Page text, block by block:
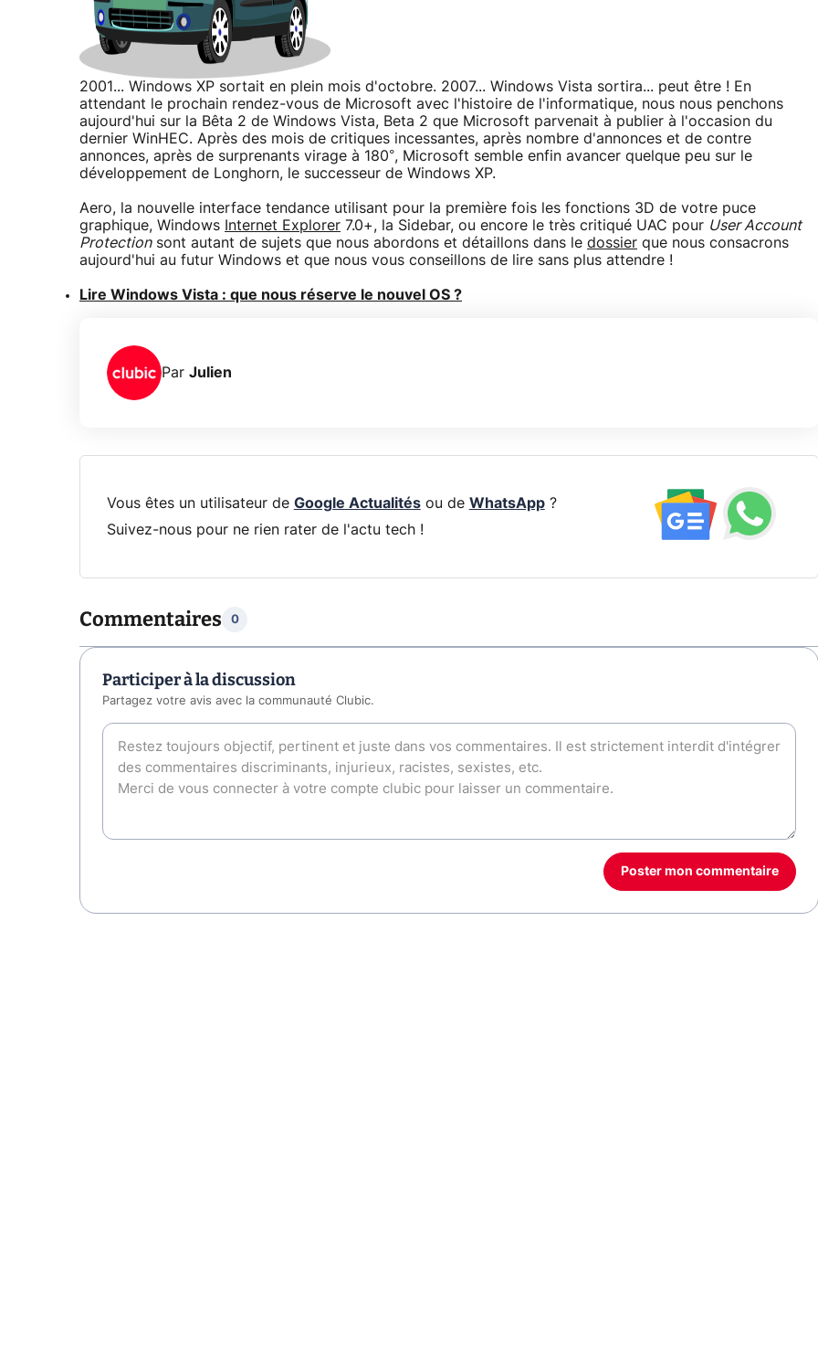
2001... Windows XP sortait en plein mois d'octobre. 2007... Windows Vista sortira... peut être ! En
attendant le prochain rendez-vous de Microsoft avec l'histoire de l'informatique, nous nous penchons
aujourd'hui sur la Bêta 2 de Windows Vista, Beta 2 que Microsoft parvenait à publier à l'occasion du
dernier WinHEC. Après des mois de critiques incessantes, après nombre d'annonces et de contre
annonces, après de surprenants virage à 180°, Microsoft semble enfin avancer quelque peu sur le
développement de Longhorn, le successeur de Windows XP.
Aero, la nouvelle interface tendance utilisant pour la première fois les fonctions 3D de votre puce
graphique, Windows
Internet Explorer 7.0+, la Sidebar, ou encore le très critiqué UAC pour User Account
Protectionsont autant de sujets que nous abordons et détaillons dans le dossier que nous consacrons
aujourd'hui au futur Windows et que nous vous conseillons de lire sans plus attendre !
Lire Windows Vista : que nous réserve le nouvel OS ?
Par Julien
Vous êtes un utilisateur de Google Actualitésou de WhatsApp?
Suivez-nous pour ne rien rater de l'actu tech !
Commentaires 0
Participer à la discussion
Partagez votre avis avec la communauté Clubic.
Poster mon commentaire